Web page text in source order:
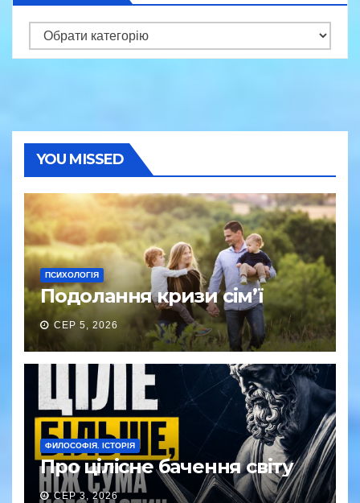
Категорії
YOU MISSED
ПСИХОЛОГІЯ
Подолання кризи сім’ї
СЕР 5, 2026
ФИЛОСОФІЯ. ІСТОРІЯ
Про цілісне бачення світу
СЕР 3, 2026